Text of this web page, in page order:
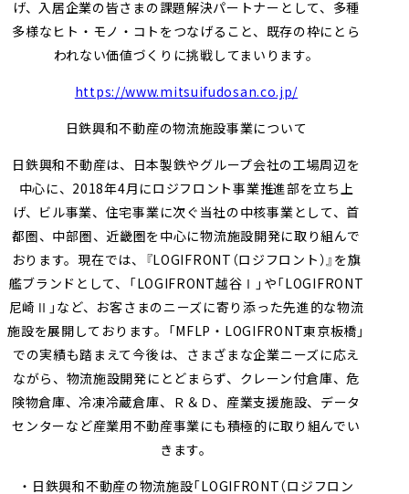
げ、入居企業の皆さまの課題解決パートナーとして、多種
多様なヒト・モノ・コトをつなげること、既存の枠にとら
われない価値づくりに挑戦してまいります。
https://www.mitsuifudosan.co.jp/
日鉄興和不動産の物流施設事業について
日鉄興和不動産は、日本製鉄やグループ会社の工場周辺を
中心に、 2018年4 月にロジフロント事業推進部を立ち上
げ、ビル事業、住宅事業に次ぐ当社の中核事業として、首
都圏、中部圏、近畿圏を中心に物流施設開発に取り組んで
おります。現在では、『 LOGIFRONT （ロジフロント）』を旗
艦ブランドとして、「
LOGIFRONT越谷Ⅰ」や「
LOGIFRONT
尼崎Ⅱ」など、お客さまのニーズに寄り添った先進的な物流
施設を展開しております。「 MFLP ・ LOGIFRONT東京板橋」
での実績も踏まえて今後は、さまざまな企業ニーズに応え
ながら、物流施設開発にとどまらず、クレーン付倉庫、危
険物倉庫、冷凍冷蔵倉庫、Ｒ＆Ｄ、産業支援施設、データ
センターなど産業用不動産事業にも積極的に取り組んでい
きます。
・日鉄興和不動産の物流施設「LOGIFRONT（ロジフロン